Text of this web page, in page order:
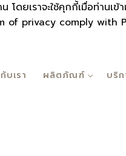
าน โดยเราจะใช้คุกกี้เมื่
privacy comply with
บเรา ผลิตภัณฑ์ บริ